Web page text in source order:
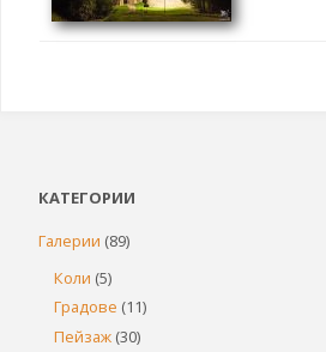
КАТЕГОРИИ
Галерии (89)
Коли (5)
Градове (11)
Пейзаж (30)